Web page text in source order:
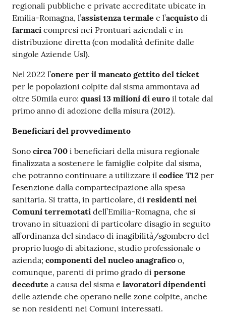
regionali pubbliche e private accreditate ubicate in
Emilia-Romagna, l’assistenza termale e l’acquisto di
farmaci compresi nei Prontuari aziendali e in
distribuzione diretta (con modalità definite dalle
singole Aziende Usl).
Nel 2022 l’onere per il mancato gettito del ticket
per le popolazioni colpite dal sisma ammontava ad
oltre 50mila euro: quasi 13 milioni di euro il totale dal
primo anno di adozione della misura (2012).
Beneficiari del provvedimento
Sono circa 700 i beneficiari della misura regionale
finalizzata a sostenere le famiglie colpite dal sisma,
che potranno continuare a utilizzare il codice T12 per
l’esenzione dalla compartecipazione alla spesa
sanitaria. Si tratta, in particolare, di residenti nei
Comuni terremotati dell’Emilia-Romagna, che si
trovano in situazioni di particolare disagio in seguito
all’ordinanza del sindaco di inagibilità/sgombero del
proprio luogo di abitazione, studio professionale o
azienda; componenti del nucleo anagrafico o,
comunque, parenti di primo grado di persone
decedute a causa del sisma e lavoratori dipendenti
delle aziende che operano nelle zone colpite, anche
se non residenti nei Comuni interessati.